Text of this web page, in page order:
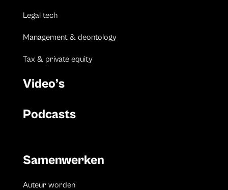
Legal tech
Management & deontology
Tax & private equity
Video’s
Podcasts
Samenwerken
Auteur worden